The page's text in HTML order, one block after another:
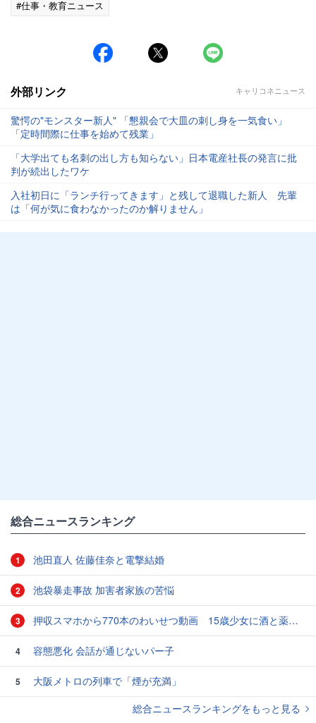
#仕事・教育ニュース
外部リンク キャリコネニュース
驚愕の"モンスター新人" 「懇親会で大皿の刺し身を一気食い」
「定時間際に仕事を始めて残業」
「大学出ても名刺の出し方も知らない」日本電産社長の発言に批
判が続出したワケ
入社初日に「ランチ行ってきます」と残して退職した新人 先輩
は「何が気に食わなかったのか解りません」
総合ニュースランキング
1 池田直人 佐藤佳奈と電撃結婚
2 池袋暴走事故 加害者家族の苦悩
3 押収スマホから770本のわいせつ動画 15歳少女に酒と薬飲ませ性的暴行か 54歳男を再逮捕 「薬もありますよ」とSNSで誘い出し
4 容態悪化 会話が通じないパー子
5
大阪メトロの列車で「煙が充満」
総合ニュースランキングをもっと見る